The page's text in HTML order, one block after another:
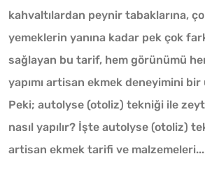
kahvaltılardan peynir tabaklarına,
yemeklerin yanına kadar pek çok
sağlayan bu tarif, hem görünümü
yapımı artisan ekmek deneyimini
Peki; autolyse (otoliz) tekniği ile
nasıl yapılır? İşte autolyse (otoliz)
artisan ekmek tarifi ve malzemeleri...